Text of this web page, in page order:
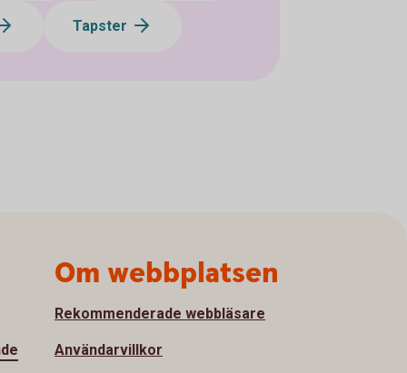
Tapster
Om webbplatsen
Rekommenderade webbläsare
Användarvillkor